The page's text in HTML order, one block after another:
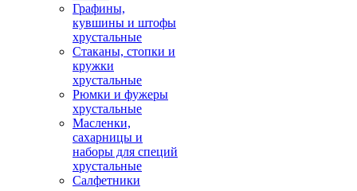
Графины,
кувшины и штофы
хрустальные
Стаканы, стопки и
кружки
хрустальные
Рюмки и фужеры
хрустальные
Масленки,
сахарницы и
наборы для специй
хрустальные
Салфетники